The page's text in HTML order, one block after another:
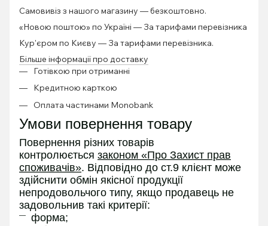
Самовивіз з нашого магазину — безкоштовно.
«Новою поштою» по Україні — За тарифами перевізника
Кур'єром по Києву — За тарифами перевізника.
Більше інформації про доставку
Готівкою при отриманні
Кредитною карткою
Оплата частинами Monobank
Умови повернення товару
Повернення різних товарів
контролюється законом «Про Захист прав
споживачів». Відповідно до ст.9 клієнт може
здійснити обмін якісної продукції
непродовольчого типу, якщо продавець не
задовольнив такі критерії:
форма;